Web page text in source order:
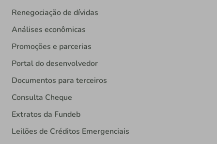
Renegociação de dívidas
Análises econômicas
Promoções e parcerias
Portal do desenvolvedor
Documentos para terceiros
Consulta Cheque
Extratos da Fundeb
Leilões de Créditos Emergenciais